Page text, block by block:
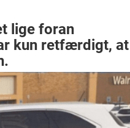
lige foran
kun retfærdigt, at